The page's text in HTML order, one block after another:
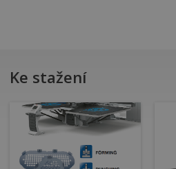
Ke stažení